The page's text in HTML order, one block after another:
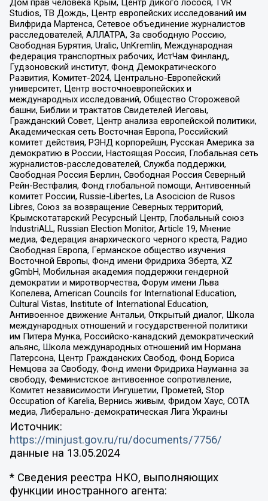
Дом прав человека Крым, Центр дикого лосося, TVR
Studios, ТВ Дождь, Центр европейских исследований им
Вилфрида Мартенса, Сетевое объединение журналистов
расследователей, АЛЛАТРА, За свободную Россию,
Свободная Бурятия, Uralic, UnKremlin, Международная
федерация транспортных рабочих, ИстЧам Финланд,
Гудзоновский институт, Фонд Демократического
Развития, Комитет-2024, Центрально-Европейский
университет, Центр восточноевропейских и
международных исследований, Общество Сторожевой
башни, Библии и трактатов Свидетелей Иеговы,
Гражданский Совет, Центр анализа европейской политики,
Академическая сеть Восточная Европа, Российский
комитет действия, РЭНД корпорейшн, Русская Америка за
демократию в России, Настоящая Россия, Глобальная сеть
журналистов-расследователей, Служба поддержки,
Свободная Россия Берлин, Свободная Россия Северный
Рейн-Вестфалия, Фонд глобальной помощи, Антивоенный
комитет России, Russie-Libertes, La Asocicion de Rusos
Libres, Союз за возвращение Северных территорий,
Крымскотатарский Ресурсный Центр, Глобальный союз
IndustriALL, Russian Election Monitor, Article 19, Мнение
медиа, Федерация анархического черного креста, Радио
Свободная Европа, Германское общество изучения
Восточной Европы, Фонд имени Фридриха Эберта, XZ
gGmbH, Мобильная академия поддержки гендерной
демократии и миротворчества, Форум имени Льва
Копелева, American Councils for International Education,
Cultural Vistas, Institute of International Education,
Антивоенное движение Антальи, Открытый диалог, Школа
международных отношений и государственной политики
им Питера Мунка, Российско-канадский демократический
альянс, Школа международных отношений им Нормана
Патерсона, Центр Гражданских Свобод, Фонд Бориса
Немцова за Свободу, Фонд имени Фридриха Науманна за
свободу, Феминистское антивоенное сопротивление,
Комитет независимости Ингушетии, Прометей, Stop
Occupation of Karelia, Вернись живым, Фридом Хаус, СОТА
медиа, Либерально-демократическая Лига Украины
Источник:
https://minjust.gov.ru/ru/documents/7756/
данные на 13.05.2024
* Сведения реестра НКО, выполняющих
функции иностранного агента: